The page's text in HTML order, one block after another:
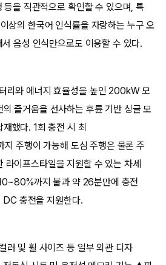
을 직관적으로 확인할 수 있으며, 특
상의 한국어 인식률을 자랑하는 누구 오
음성 인식만으로도 이용할 수 있다.
리와 에너지 효율성을 높인 200kW 모
즐거움을 선사하는 후륜 기반 싱글 모
했다. 1회 충전 시 최
주행이 가능해 도심 주행은 물론 주
라이프스타일을 지원할 수 있는 차세
까지 불과 약 26분만에 충전
충전을 지원한다.
러 및 휠 사이즈 등 일부 외관 디자